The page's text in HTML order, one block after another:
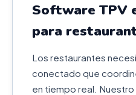
Software TPV
para
Los restaurantes
conectado que
en tiempo real.